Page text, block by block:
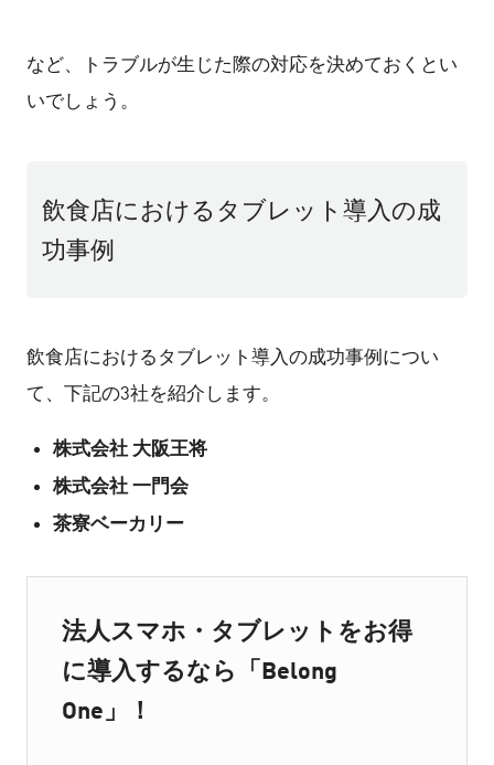
など、トラブルが生じた際の対応を決めておくとい
いでしょう。
飲食店におけるタブレット導入の成
功事例
飲食店におけるタブレット導入の成功事例につい
て、下記の3社を紹介します。
株式会社 大阪王将
株式会社 一門会
茶寮ベーカリー
法人スマホ・タブレットをお得
に導入するなら「Belong
One」！